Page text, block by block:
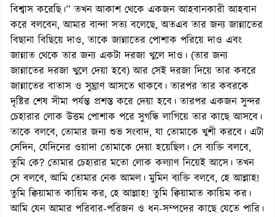
বিশ্বাস করেছি।’’ তখন আকাশ থেকে একজন আহবানকারী আহবান
করে বলবেন, আমার বান্দা সত্য বলেছে, অতএব তার জন্য জান্নাতের
বিছানা বিছিয়ে দাও, তাকে জান্নাতের পোশাক পরিয়ে দাও এবং
জান্নাত থেকে তার জন্য একটা দরজা খুলে দাও। (তার জন্য
জান্নাতের দরজা খুলে দেয়া হবে) আর সেই দরজা দিয়ে তার কবরে
জান্নাতের বাতাস ও সুঘ্রাণ আসতে থাকবে। তারপর তার কবরকে
দৃষ্টির শেষ সীমা পর্যন্ত প্রশস্ত করে দেয়া হবে। তারপর একজন সুন্দর
চেহারার লোক উত্তম পোশাক পরে সুগন্ধি লাগিয়ে তার কাছে আসবে।
তাকে বলবে, তোমার জন্য শুভ সংবাদ, যা তোমাকে খুশী করবে। এটা
সেদিন, যেদিনের ওয়াদা তোমাকে দেয়া হয়েছিল। সে ব্যক্তি বলবে,
তুমি কে? তোমার চেহারার মতো লোক কল্যাণ নিয়েই আসে। তখন
সে বলবে, আমি তোমার নেক আমল। মুমিন ব্যক্তি বলবে, হে আল্লাহ!
তুমি ক্বিয়ামাত কায়িম কর, হে আল্লাহ! তুমি ক্বিয়ামাত কায়িম কর।
আমি যেন আমার পরিবার-পরিজন ও ধন-সম্পদের কাছে যেতে পারি।